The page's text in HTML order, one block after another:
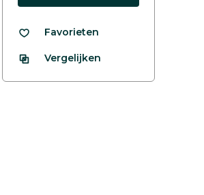
Favorieten
Vergelijken